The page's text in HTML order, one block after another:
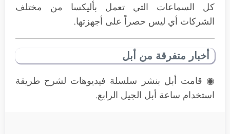
كل السماعات التي تعمل بأليكسا من مختلف
الشركات أي ليس حصراً على أجهزتها.
أخبار متفرقة من أبل
◉ قامت أبل بنشر سلسلة فيديوهات لشرح طريقة
استخدام ساعة أبل الجيل الرابع.